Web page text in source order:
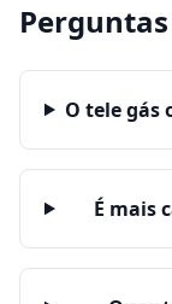
O tele gás
É mais